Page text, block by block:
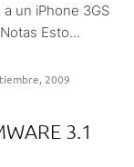
un iPhone 3GS
Esto...
2009
3.1